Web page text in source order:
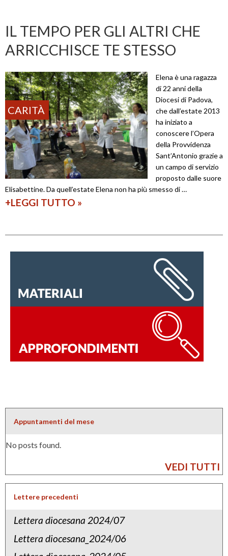
n
a
o
n
t
i
n
u
a
…
d
e
s
t
d
e
t
t
o
p
u
l
l
m
a
n
…
CARITÀ
IL TEMPO PER GLI ALTRI CHE
ARRICCHISCE TE STESSO
Elena è una ragazza
di 22 anni della
Diocesi di Padova,
che dall’estate 2013
ha iniziato a
conoscere l’Opera
della Provvidenza
Sant’Antonio grazie a
un campo di servizio
proposto dalle suore
Elisabettine. Da quell’estate Elena non ha più smesso di …
+LEGGI TUTTO I
t
o
p
g
c
h
a
r
r
»
Appuntamenti del mese
No posts found.
VEDI TUTTI
Lettere precedenti
Lettera diocesana 2024/07
Lettera diocesana_2024/06